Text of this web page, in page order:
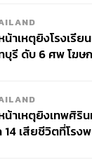
บาลของโลก กา
ป็นผลประโยชน์
วมถึงการยืนยัน
คือ การประชุมใ
นสาธารณสุขสำ
น้าเหตุยิงโรงเรีย
บุรี ดับ 6 ศพ โฆษ
น้าเหตุยิงเทพศิริ
14 เสียชีวิตที่โรง